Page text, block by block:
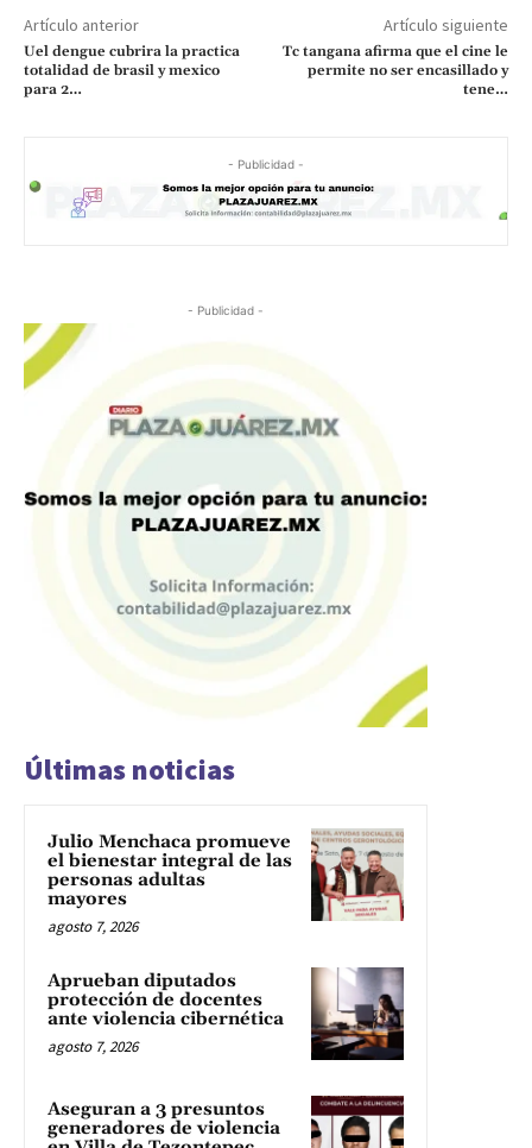
Artículo anterior
Uel dengue cubrira la practica
totalidad de brasil y mexico
para 2…
Artículo siguiente
Tc tangana afirma que el cine le
permite no ser encasillado y
tene…
- Publicidad -
- Publicidad -
Últimas noticias
Julio Menchaca promueve
el bienestar integral de las
personas adultas
mayores
agosto 7, 2026
Aprueban diputados
protección de docentes
ante violencia cibernética
agosto 7, 2026
Aseguran a 3 presuntos
generadores de violencia